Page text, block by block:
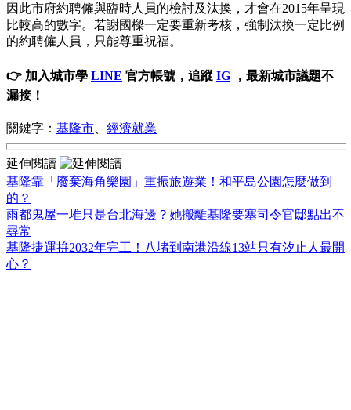
因此市府約聘僱與臨時人員的檢討及汰換，才會在2015年呈現
比較高的數字。若謝國樑一定要重新考核，強制汰換一定比例
的約聘僱人員，只能尊重祝福。
👉 加入城市學 LINE 官方帳號，追蹤 IG ，最新城市議題不
漏接！
關鍵字： 基隆市 經濟就業
延伸閱讀
基隆靠「廢棄海角樂園」重振旅遊業！和平島公園怎麼做到
的？
雨都鬼屋一堆只是台北海邊？她搬離基隆要塞司令官邸點出不
尋常
基隆捷運拚2032年完工！八堵到南港沿線13站只有汐止人最開
心？